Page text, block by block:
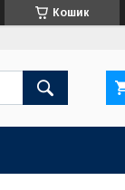
Кошик